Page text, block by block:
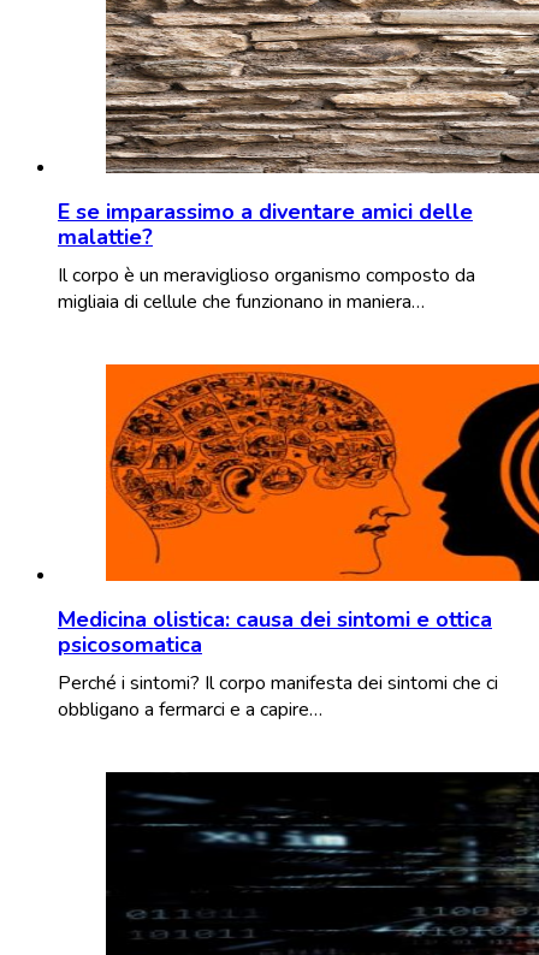
E se imparassimo a diventare amici delle
malattie?
Il corpo è un meraviglioso organismo composto da
migliaia di cellule che funzionano in maniera…
Medicina olistica: causa dei sintomi e ottica
psicosomatica
Perché i sintomi? Il corpo manifesta dei sintomi che ci
obbligano a fermarci e a capire…